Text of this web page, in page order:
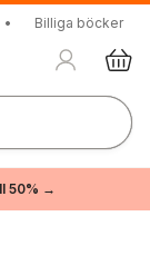
• Billiga böcker
50% →